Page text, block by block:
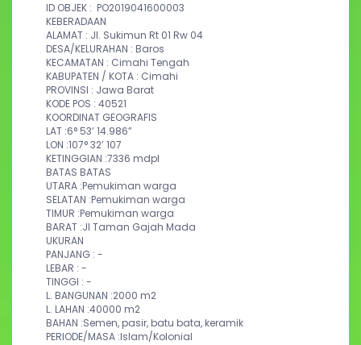
ID OBJEK : PO2019041600003
KEBERADAAN
ALAMAT : Jl. Sukimun Rt 01 Rw 04
DESA/KELURAHAN : Baros
KECAMATAN : Cimahi Tengah
KABUPATEN / KOTA : Cimahi
PROVINSI : Jawa Barat
KODE POS : 40521
KOORDINAT GEOGRAFIS
LAT :6° 53’ 14.986”
LON :107° 32’ 107
KETINGGIAN :7336 mdpl
BATAS BATAS
UTARA :Pemukiman warga
SELATAN :Pemukiman warga
TIMUR :Pemukiman warga
BARAT :Jl Taman Gajah Mada
UKURAN
PANJANG : -
LEBAR : -
TINGGI : -
L. BANGUNAN :2000 m2
L. LAHAN :40000 m2
BAHAN :Semen, pasir, batu bata, keramik
PERIODE/MASA :Islam/Kolonial